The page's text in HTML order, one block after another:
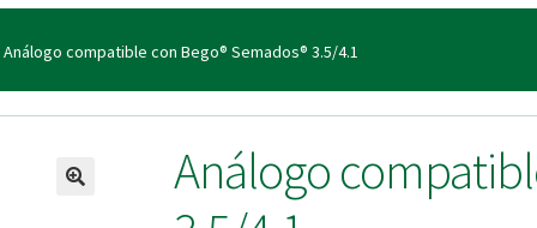
generales Conexiones CAD CAM Distribuidores
| Tienda Online!
Análogo compatible con Bego® Semados® 3.5/4.1
Análogo